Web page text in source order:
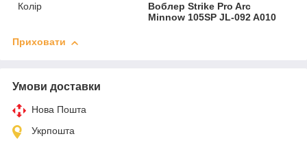
Колір
Воблер Strike Pro Arc
Minnow 105SP JL-092 A010
Приховати
Умови доставки
Нова Пошта
Укрпошта